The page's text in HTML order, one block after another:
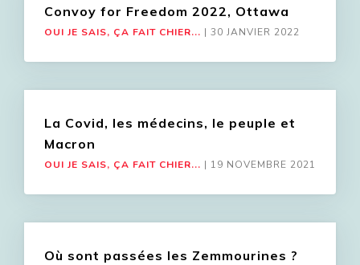
Convoy for Freedom 2022, Ottawa
OUI JE SAIS, ÇA FAIT CHIER... | 30 JANVIER 2022
La Covid, les médecins, le peuple et
Macron
OUI JE SAIS, ÇA FAIT CHIER... | 19 NOVEMBRE 2021
Où sont passées les Zemmourines ?